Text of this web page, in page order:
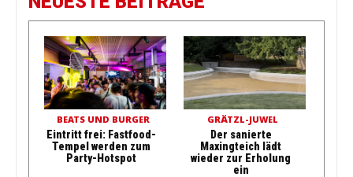
BEATS UND BURGER
Eintritt frei: Fastfood-
Tempel werden zum
Party-Hotspot
GRÄTZL-JUWEL
Der sanierte
Maxingteich lädt
wieder zur Erholung
ein